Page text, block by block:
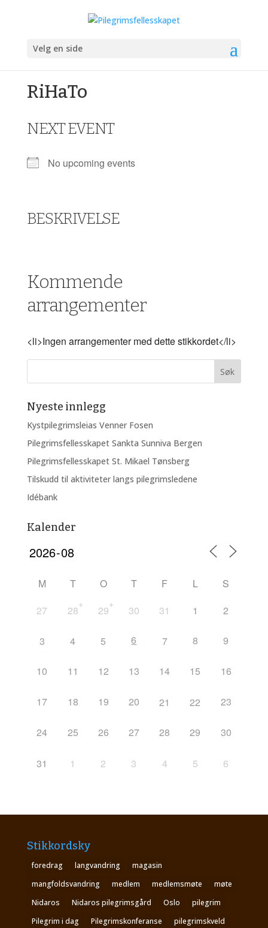
Velg en side
RiHaTo
NEXT EVENT
No upcoming events
BESKRIVELSE
Kommende
arrangementer
<li>Ingen arrangementer med dette stikkordet</li>
Nyeste innlegg
Kystpilegrimsleias Venner Fosen
Pilegrimsfellesskapet Sankta Sunniva Bergen
Pilegrimsfellesskapet St. Mikael Tønsberg
Tilskudd til aktiviteter langs pilegrimsledene
Idébank
Kalender
M T O T F L
S
27
28+ 29+ 30 31 1 2
3 4 5 6 7 8 9
10 11 12 13 14 15 16
17 18 19 20 21 22 23
24 25 26 27 28 29 30
31 1 2 3 4 5 6
Stikkordsky
foredrag langvandring
magasin
mangfoldsvandring
medlem medlemsmøte
møte
Nidaros
Nidaros pilegrimsgård Oslo
pilegrim
Pilegrim i dag
Pilegrimskonferanse
pilegrimskveld